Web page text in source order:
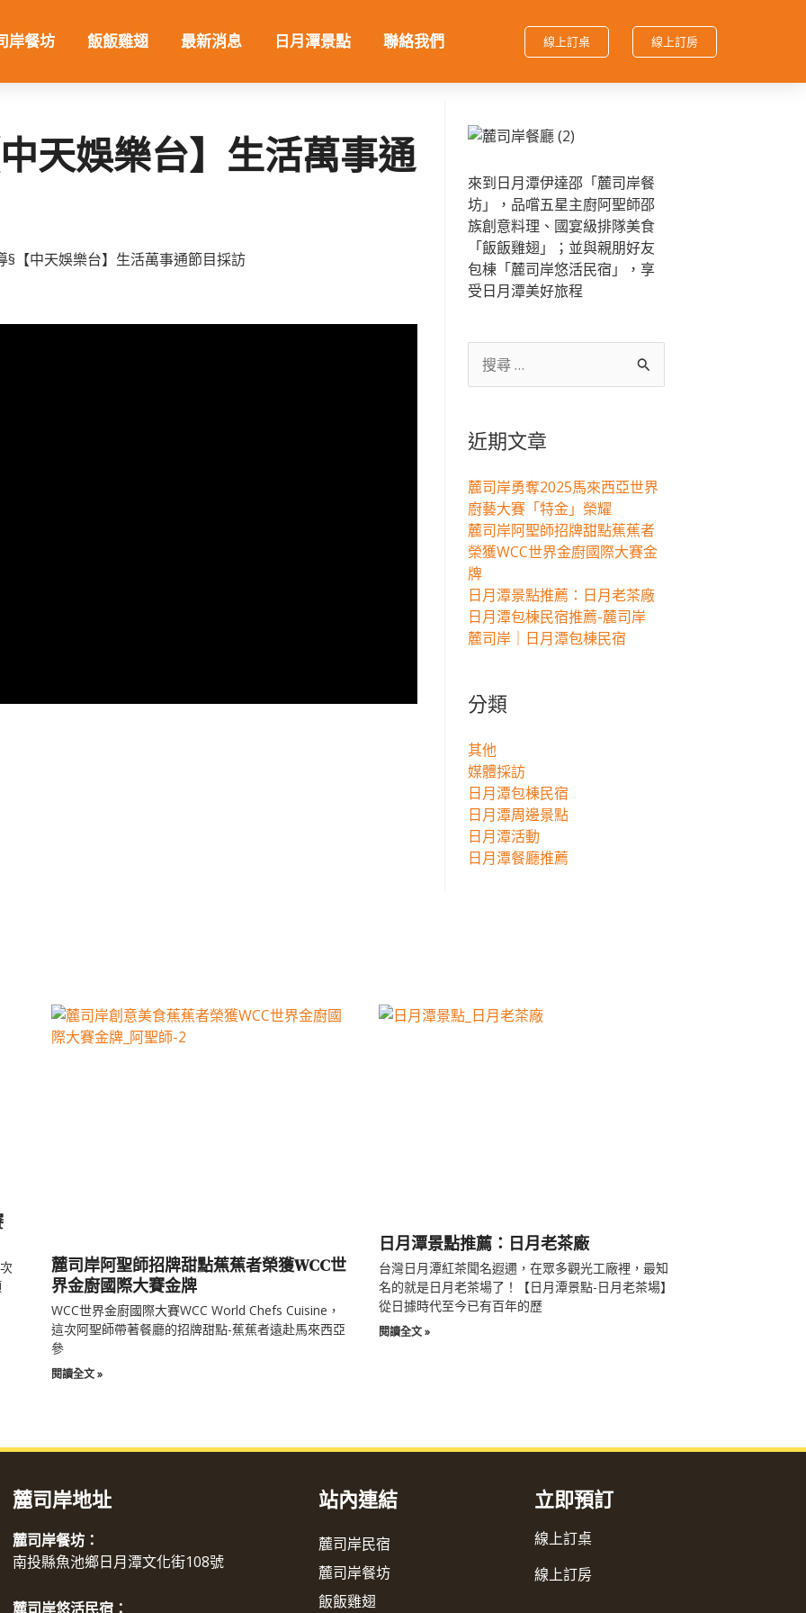
岸餐坊 飯飯雞翅 最新消息 日月潭景點 聯絡我們 線上訂桌 線上訂房
天娛樂台】生活萬事通
來到日月潭伊達邵「麓司岸餐
坊」，品嚐五星主廚阿聖師邵
族創意料理、國宴級排隊美食
「飯飯雞翅」；並與親朋好友
包棟「麓司岸悠活民宿」，享
受日月潭美好旅程
尋
鍵
字:
近期文章
麓司岸勇奪2025馬來西亞世界
廚藝大賽「特金」榮耀
麓司岸阿聖師招牌甜點蕉蕉者
榮獲WCC世界金廚國際大賽金
牌
日月潭景點推薦：日月老茶廠
日月潭包棟民宿推薦-麓司岸
麓司岸｜日月潭包棟民宿
分類
其他
媒體採訪
日月潭包棟民宿
日月潭周邊景點
日月潭活動
日月潭餐廳推薦
麓司岸阿聖師招牌甜點蕉蕉者榮獲WCC世
界金廚國際大賽金牌
WCC世界金廚國際大賽WCC World Chefs Cuisine，
這次阿聖師帶著餐廳的招牌甜點-蕉蕉者遠赴馬來西亞
參
閱讀全文 »
日月潭景點推薦：日月老茶廠
台灣日月潭紅茶聞名遐邇，在眾多觀光工廠裡，最知
名的就是日月老茶場了！【日月潭景點-日月老茶場】
從日據時代至今已有百年的歷
閱讀全文 »
麓司岸地址
麓司岸餐坊：
南投縣魚池鄉日月潭文化街108號
麓司岸悠活民宿：
站內連結
麓司岸民宿
麓司岸餐坊
飯飯雞翅
立即預訂
線上訂桌
線上訂房